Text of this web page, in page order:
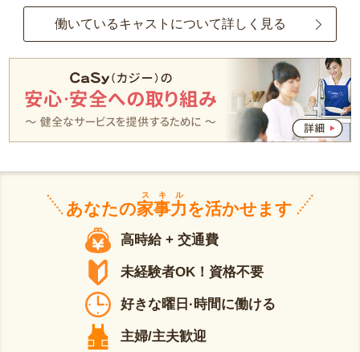
働いているキャストについて詳しく見る
あなたの家事力
スキル
を活かせます
高時給 + 交通費
未経験者OK！資格不要
好きな曜日·時間に働ける
主婦/主夫歓迎